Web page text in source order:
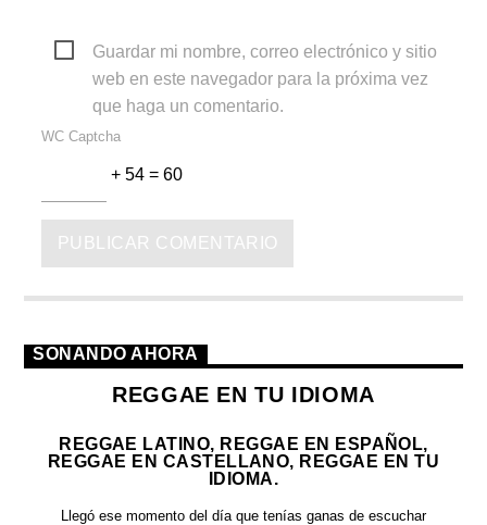
Guardar mi nombre, correo electrónico y sitio
web en este navegador para la próxima vez
que haga un comentario.
WC Captcha
+ 54 = 60
SONANDO AHORA
REGGAE EN TU IDIOMA
REGGAE LATINO, REGGAE EN ESPAÑOL,
REGGAE EN CASTELLANO, REGGAE EN TU
IDIOMA.
Llegó ese momento del día que tenías ganas de escuchar